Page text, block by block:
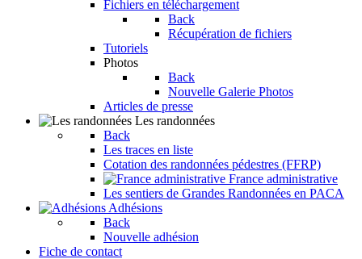
Fichiers en téléchargement
Back
Récupération de fichiers
Tutoriels
Photos
Back
Nouvelle Galerie Photos
Articles de presse
Les randonnées
Back
Les traces en liste
Cotation des randonnées pédestres (FFRP)
France administrative
Les sentiers de Grandes Randonnées en PACA
Adhésions
Back
Nouvelle adhésion
Fiche de contact